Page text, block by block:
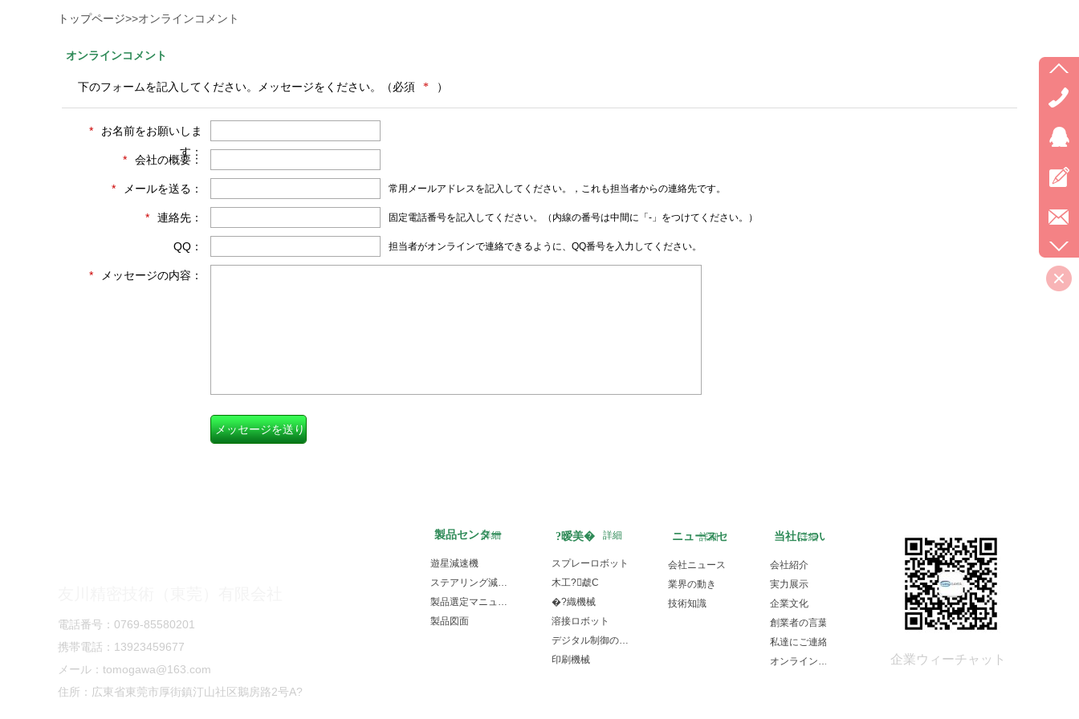
トップページ>>オンラインコメント
オンラインコメント
下のフォームを記入してください。メッセージをください。（必須 * ）
*
お名前をお願いしま
す：
* 会社の概要：
* メールを送る： 常用メールアドレスを記入してください。，これも担当者からの連絡先です。
* 連絡先： 固定電話番号を記入してください。（内線の番号は中間に「-」をつけてください。）
QQ： 担当者がオンラインで連絡できるように、QQ番号を入力してください。
* メッセージの内容：
?暧美� 詳細
スプレーロボット
木工?虣C
�?織機械
溶接ロボット
デジタル制御の加工設備
印刷機械
ニュースセンター
詳細
会社ニュース
業界の動き
技術知識
当社について
詳細
会社紹介
実力展示
企業文化
創業者の言葉
私達にご連絡
オンラインコメント
製品センター
詳細
遊星減速機
ステアリング減速機
製品選定マニュアル
製品図面
電話番号：0769-85580201
携帯電話：13923459677
メール：tomogawa@163.com
住所：広東省東莞市厚街鎮汀山社区鵝房路2号A?
企業ウィーチャット